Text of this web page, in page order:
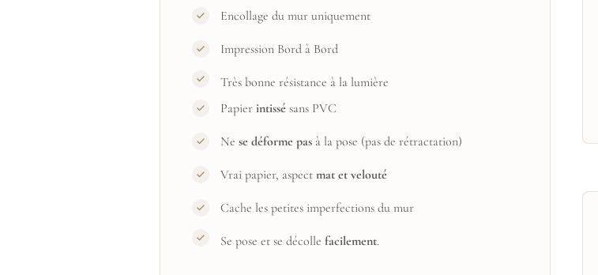
Encollage du mur uniquement
Impression Bord à Bord
Très bonne résistance à la lumière
Papier intissésans PVC
Ne se déforme pas à la pose (pas de rétractation)
Vrai papier, aspect mat et velouté
Cache les petites imperfections du mur
Se pose et se décolle facilement.